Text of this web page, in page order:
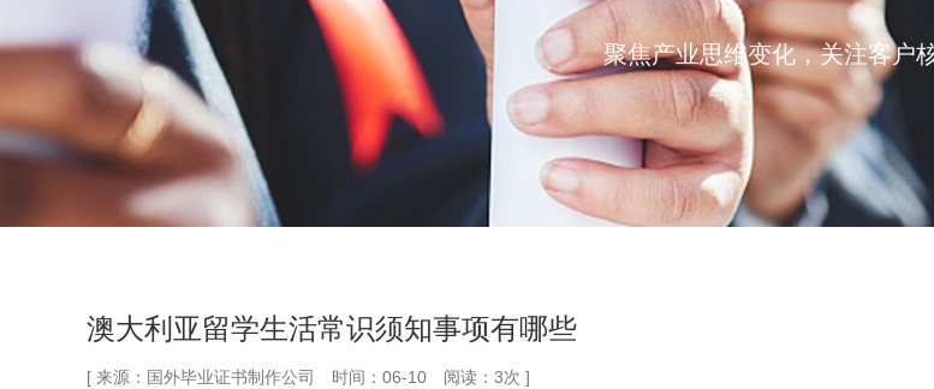
聚焦产业思维变化，关注客户
澳大利亚留学生活常识须知事项有哪些
[ 来源：国外毕业证书制作公司 时间：06-10 阅读：3次 ]